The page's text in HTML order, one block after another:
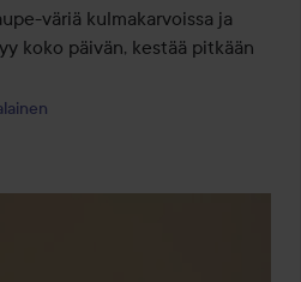
väriä kulmakarvoissa ja
koko päivän, kestää pitkään